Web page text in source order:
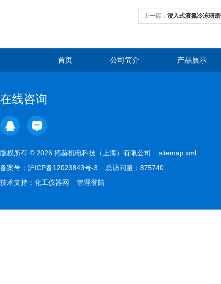
上一篇： 浸入式液氮冷冻研
首页 公司简介 产品展示
在线咨询
版权所有 © 2026 拓赫机电科技（上海）有限公司 sitemap.xml
备案号： 沪ICP备12023843号-3 总访问量：875740
技术支持： 化工仪器网 管理登陆